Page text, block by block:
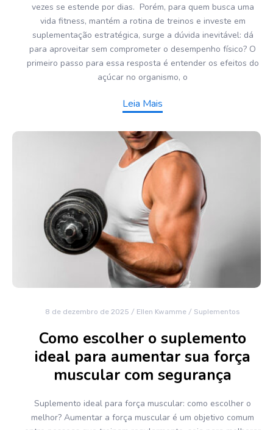
vezes se estende por dias. Porém, para quem busca uma
vida fitness, mantém a rotina de treinos e investe em
suplementação estratégica, surge a dúvida inevitável: dá
para aproveitar sem comprometer o desempenho físico? O
primeiro passo para essa resposta é entender os efeitos do
açúcar no organismo, o
Leia Mais
8 de dezembro de 2025 / Ellen Kwamme / Suplementos
Como escolher o suplemento
ideal para aumentar sua força
muscular com segurança
Suplemento ideal para força muscular: como escolher o
melhor? Aumentar a força muscular é um objetivo comum